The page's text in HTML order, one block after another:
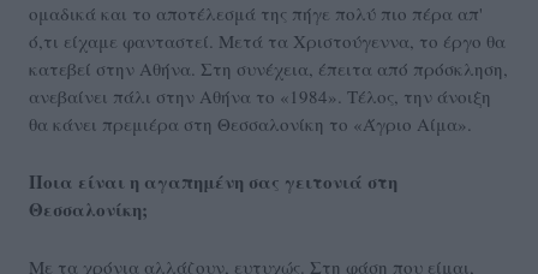
ομαδικά και το αποτέλεσμά της πήγε πολύ πιο πέρα απ'
ό,τι είχαμε φανταστεί. Μετά τα Χριστούγεννα, το έργο θα
κατεβεί στην Αθήνα. Στη συνέχεια, έπειτα από πρόσκληση,
ανεβαίνει πάλι στην Αθήνα το «1984». Τέλος, την άνοιξη
θα κάνει πρεμιέρα στη Θεσσαλονίκη το «Άγριο Αίμα».
Ποια είναι η αγαπημένη σας γειτονιά στη
Θεσσαλονίκη;
Με τα χρόνια αλλάζουν, ευτυχώς. Στη φάση που είμαι,